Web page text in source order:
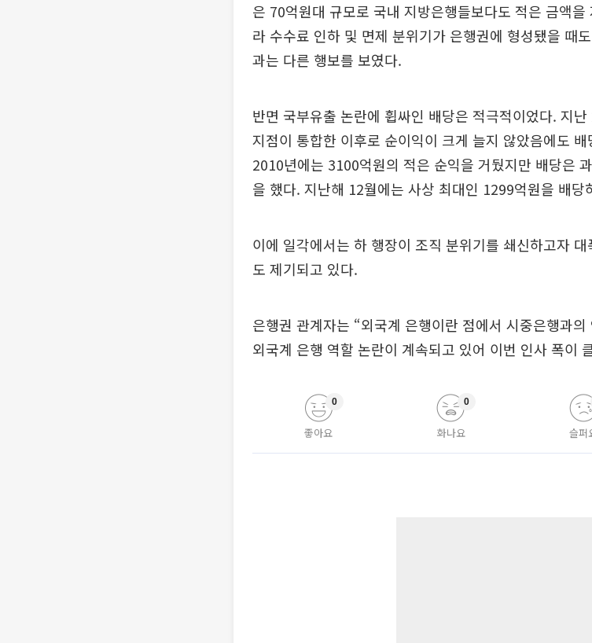
은 70억원대 규모로 국내 지방은행들보다도 적은 금액
라 수수료 인하 및 면제 분위기가 은행권에 형성됐을 때
과는 다른 행보를 보였다.
반면 국부유출 논란에 휩싸인 배당은 적극적이었다. 지
지점이 통합한 이후로 순이익이 크게 늘지 않았음에도
2010년에는 3100억원의 적은 순익을 거뒀지만 배당은
을 했다. 지난해 12월에는 사상 최대인 1299억원을 배당
이에 일각에서는 하 행장이 조직 분위기를 쇄신하고자
도 제기되고 있다.
은행권 관계자는 “외국계 은행이란 점에서 시중은행과
외국계 은행 역할 논란이 계속되고 있어 이번 인사 폭이
좋아요
0
화나요
0
슬퍼